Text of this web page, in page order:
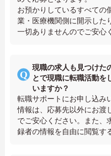
お預かりしているすべての
業・医療機関側に開示した
一切ありませんのでご安心
現職の求人も見つけた
とで現職に転職活動を
いますか？
転職サポートにお申し込み
情報は、応募先以外にお渡
でご安心ください。また、
録者の情報を自由に閲覧す